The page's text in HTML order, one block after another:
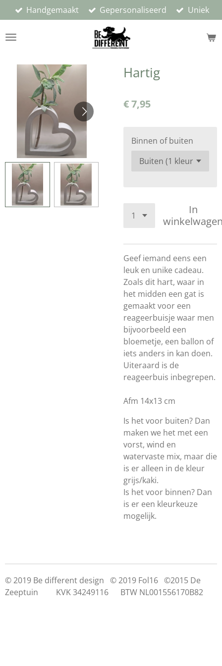
direct
naar
Handgemaakt Gepersonaliseerd Uniek
Hartig
€ 7,95
Binnen of buiten
In
Geef iemand eens een
leuk en unike cadeau.
Zoals dit hart, waar in
het midden een gat is
gemaakt voor een
reageerbuisje waar men
bijvoorbeeld een
bloemetje, een ballon of
iets anders in kan doen.
Uiteraard is de
reageerbuis inbegrepen.
Afm 14x13 cm
Is het voor buiten? Dan
maken we het met een
vorst, wind en
watervaste mix, maar die
is er alleen in de kleur
grijs/kaki.
Is het voor binnen? Dan
is er een kleurkeuze
mogelijk.
© 2019 Be different design © 2019 Fol16 ©2015 De
Zeeptuin KVK 34249116 BTW NL001556170B82